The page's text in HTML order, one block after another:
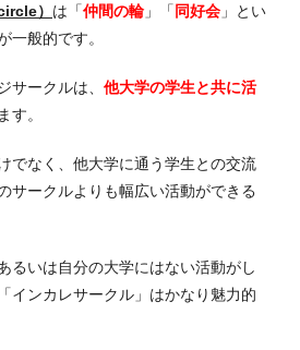
） は「仲間の輪」「 同好会 」とい
一般的です。
サークルは、 他大学の学生と共に活
す。
でなく、他大学に通う学生との交流
サークルよりも幅広い活動ができる
るいは自分の大学にはない活動がし
インカレサークル」はかなり魅力的